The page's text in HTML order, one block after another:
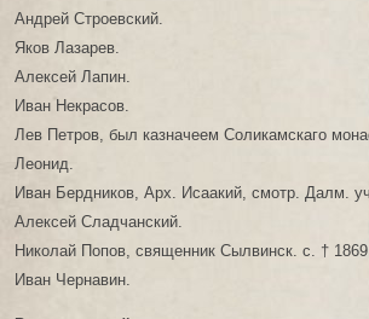
Андрей Строевский.
Яков Лазарев.
Алексей Лапин.
Иван Некрасов.
Лев Петров, был казначеем Соликамскаго
Леонид.
Иван Бердников, Арх. Исаакий, смотр. Далм.
Алексей Сладчанский.
Николай Попов, священник Сылвинск. с. † 1869
Иван Чернавин.